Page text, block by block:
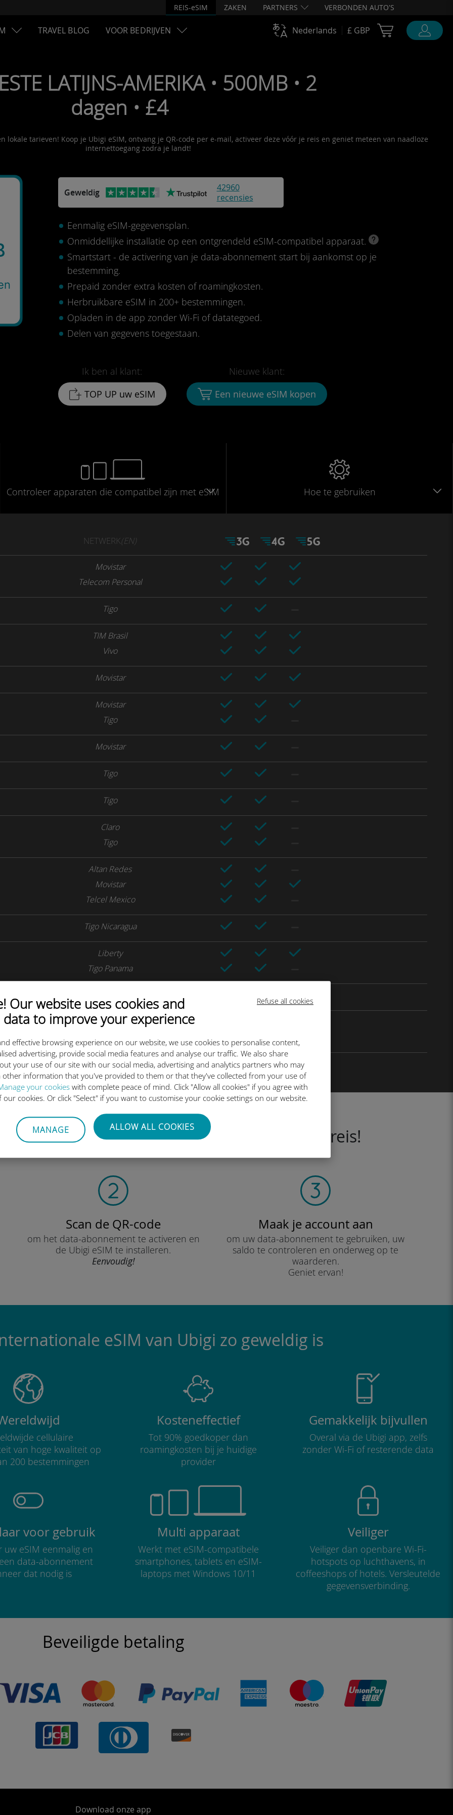
Refuse all cookies
Our website uses cookies and
data to improve your experience
effective browsing experience on our website, we use cookies to personalise content,
advertising, provide social media features and analyse our traffic. We also share
your use of our site with our social media, advertising and analytics partners who may
other information that you've provided to them or that they've collected from your use of
your cookies with complete peace of mind. Click "Allow all cookies" if you agree with
cookies. Or click "Select" if you want to customise your cookie settings on our website.
MANAGE ALLOW ALL COOKIES
REIS-eSIM ZAKEN PARTNERS VERBONDEN AUTO'S
TRAVEL BLOG VOOR BEDRIJVEN Nederlands £ GBP Cart Ubigi
LATIJNS-AMERIKA • 500MB • 2
dagen • £4
lokale tarieven! Koop je Ubigi eSIM, ontvang je QR-code per e-mail, activeer deze vóór je reis en geniet meteen van naadloze
internettoegang zodra je landt!
Geweldig
42960
recensies
Eenmalig eSIM-gegevensplan.
Onmiddellijke installatie op een ontgrendeld eSIM-compatibel apparaat.
Smartstart - de activering van je data-abonnement start bij aankomst op je
bestemming.
Prepaid zonder extra kosten of roamingkosten.
Herbruikbare eSIM in 200+ bestemmingen.
Opladen in de app zonder Wi-Fi of datategoed.
Delen van gegevens toegestaan.
Ik ben al klant:
TOP UP uw eSIM
Nieuwe klant:
Een nieuwe eSIM kopen
Controleer apparaten die compatibel zijn met eSIM Hoe te gebruiken
NETWERK(EN)
Movistar
Telecom Personal
Tigo
TIM Brasil
Vivo
Movistar
Movistar
Tigo
Movistar
Tigo
Tigo
Claro
Tigo
Altan Redes
Movistar
Telcel Mexico
Tigo Nicaragua
Liberty
Tigo Panama
Antel
Movistar
data-abonnement en activeer het vóór je reis!
Scan de QR-code
om het data-abonnement te activeren en
de Ubigi eSIM te installeren.
Eenvoudig!
Maak je account aan
om uw data-abonnement te gebruiken, uw
saldo te controleren en onderweg op te
waarderen.
Geniet ervan!
eSIM van Ubigi zo geweldig is
cellulaire
van hoge kwaliteit op
200 bestemmingen
Kosteneffectief
Tot 90% goedkoper dan
roamingkosten bij je huidige
provider
Gemakkelijk bijvullen
Overal via de Ubigi app, zelfs
zonder Wi-Fi of resterende data
voor gebruik
uw eSIM eenmalig en
data-abonnement
dat nodig is
Multi apparaat
Werkt met eSIM-compatibele
smartphones, tablets en eSIM-
laptops met Windows 10/11
Veiliger
Veiliger dan openbare Wi-Fi-
hotspots op luchthavens, in
coffeeshops of hotels. Versleutelde
gegevensverbinding.
Beveiligde betaling
Download onze app